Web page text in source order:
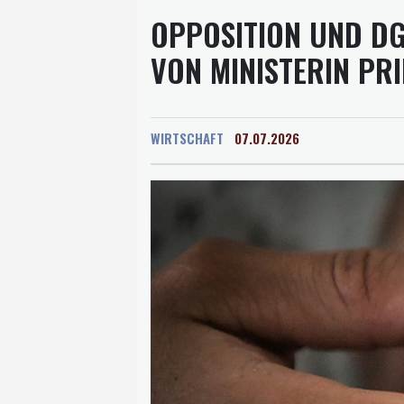
OPPOSITION UND
VON MINISTERIN
WIRTSCHAFT 07.07.2026